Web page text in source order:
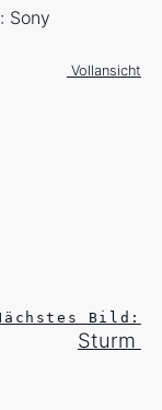
Sony
Vollansicht
Bild:
Sturm